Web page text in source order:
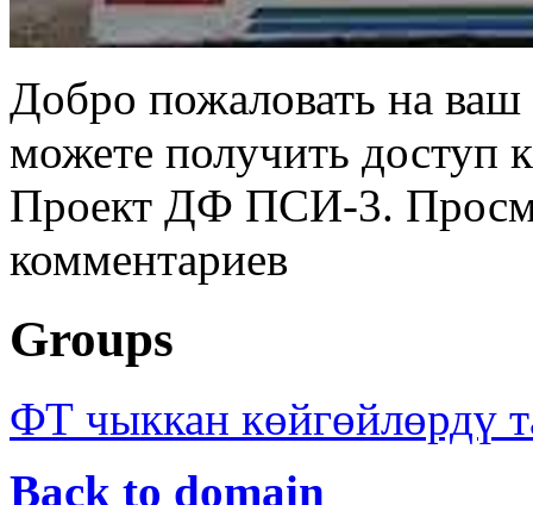
Добро пожаловать на
можете получить доступ
Проект ДФ ПСИ-3.
комментариев
Groups
ФТ чыккан көйгөйлөрдү
Back to domain